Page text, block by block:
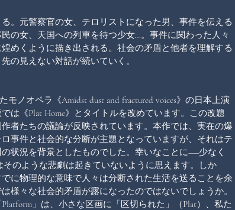
。元警察官の女、テロリストになった男、事件を伝える
の女、天国への列車を待つ少女…。事件に関わった人々
めくように描き出される。社会の矛盾と他者を理解する
の見えない対話が続いていく。
モノオペラ《Amidst dust and fractured voices》の日本上演
は《Plat Home》とタイトルを改めています。この改題
者たちの議論が反映されています。本作では、実在の爆
事件と社会的な分断が主題となっていますが、それはテ
状況を背景としたものでした。幸いなことに――少なく
のような悲劇は起きていないように思えます。しか
に物理的な意味で人々は分断された生活を送ることを余
様々な社会的矛盾が露になったのではないでしょうか。
」は、小さな区画に「区切られた」（Plat）、私た